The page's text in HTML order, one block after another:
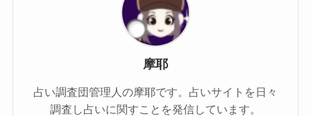
摩耶
占い調査団管理人の摩耶です。占いサイトを日々
調査し占いに関すことを発信しています。